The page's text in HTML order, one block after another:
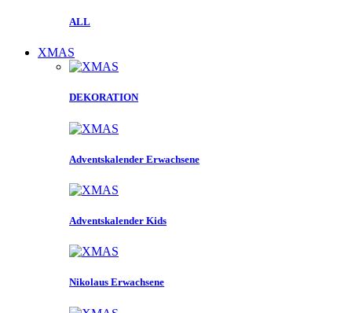
ALL
XMAS
DEKORATION
Adventskalender Erwachsene
Adventskalender Kids
Nikolaus Erwachsene